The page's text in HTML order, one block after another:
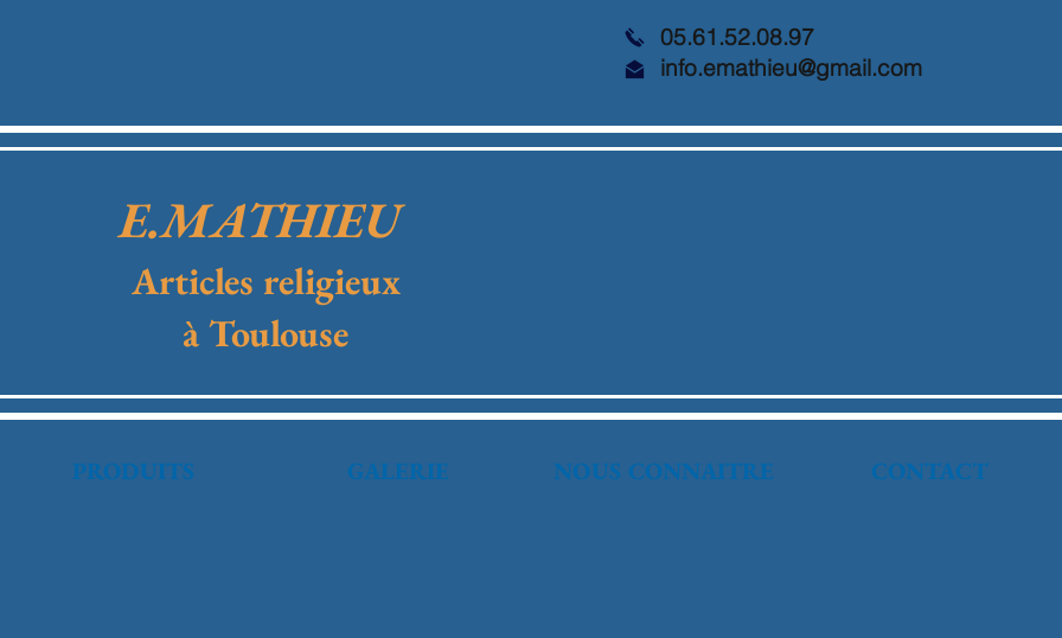
05.61.52.08.97
info.emathieu@gmail.com
E.MATHIEU
Articles religieux
à Toulouse
PRODUITS GALERIE NOUS CONNAITRE CONTACT